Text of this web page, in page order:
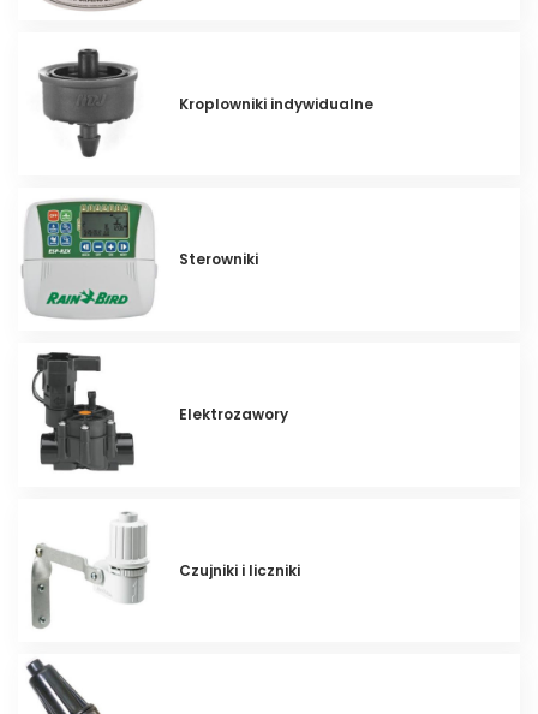
Kroplowniki indywidualne
Sterowniki
Elektrozawory
Czujniki i liczniki